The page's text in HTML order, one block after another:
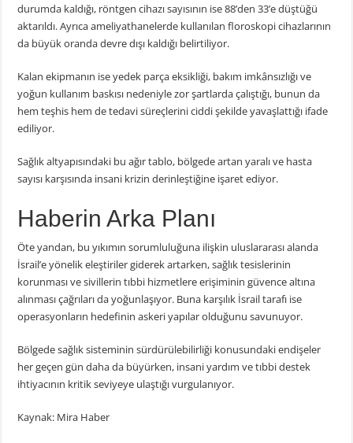
durumda kaldığı, röntgen cihazı sayısının ise 88’den 33’e düştüğü
aktarıldı. Ayrıca ameliyathanelerde kullanılan floroskopi cihazlarının
da büyük oranda devre dışı kaldığı belirtiliyor.
Kalan ekipmanın ise yedek parça eksikliği, bakım imkânsızlığı ve
yoğun kullanım baskısı nedeniyle zor şartlarda çalıştığı, bunun da
hem teşhis hem de tedavi süreçlerini ciddi şekilde yavaşlattığı ifade
ediliyor.
Sağlık altyapısındaki bu ağır tablo, bölgede artan yaralı ve hasta
sayısı karşısında insani krizin derinleştiğine işaret ediyor.
Haberin Arka Planı
Öte yandan, bu yıkımın sorumluluğuna ilişkin uluslararası alanda
İsrail’e yönelik eleştiriler giderek artarken, sağlık tesislerinin
korunması ve sivillerin tıbbi hizmetlere erişiminin güvence altına
alınması çağrıları da yoğunlaşıyor. Buna karşılık İsrail tarafı ise
operasyonların hedefinin askeri yapılar olduğunu savunuyor.
Bölgede sağlık sisteminin sürdürülebilirliği konusundaki endişeler
her geçen gün daha da büyürken, insani yardım ve tıbbi destek
ihtiyacının kritik seviyeye ulaştığı vurgulanıyor.
Kaynak: Mira Haber